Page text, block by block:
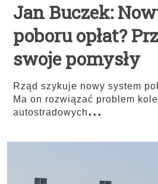
Jan Buczek:
poboru opłat?
swoje pomysły
Rząd szykuje nowy system
Ma on rozwiązać problem
autostradowych...